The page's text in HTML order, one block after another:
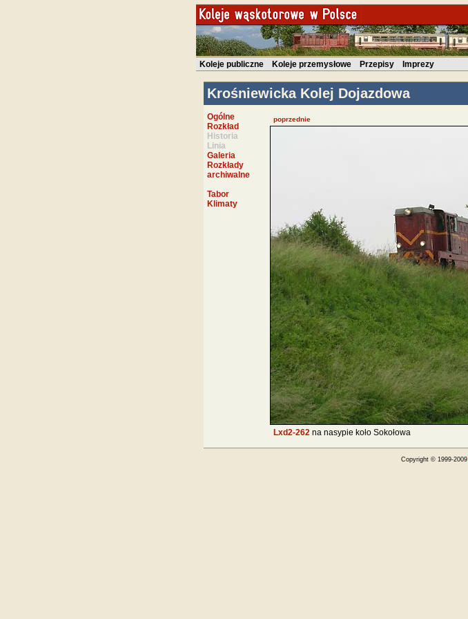
Koleje publiczne Koleje przemysłowe Przepisy Imprezy
Krośniewicka Kolej Dojazdowa
Ogólne
Rozkład
Historia
Linia
Galeria
Rozkłady
archiwalne
Tabor
Klimaty
poprzednie
Lxd2-262na nasypie koło Sokołowa
Copyright © 1999-2009